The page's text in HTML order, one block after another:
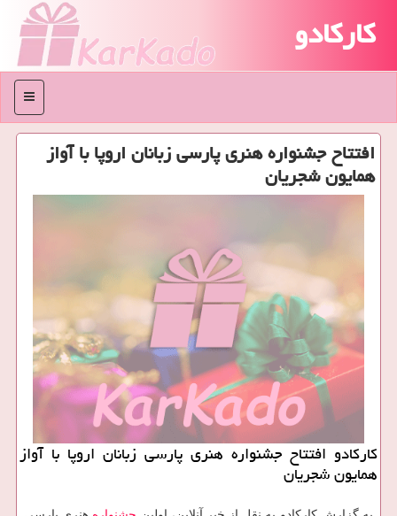
کارکادو
منو
افتتاح جشنواره هنری پارسی زبانان اروپا با آواز
همایون شجریان
كاركادو افتتاح جشنواره هنری پارسی زبانان اروپا با آواز
همایون شجریان